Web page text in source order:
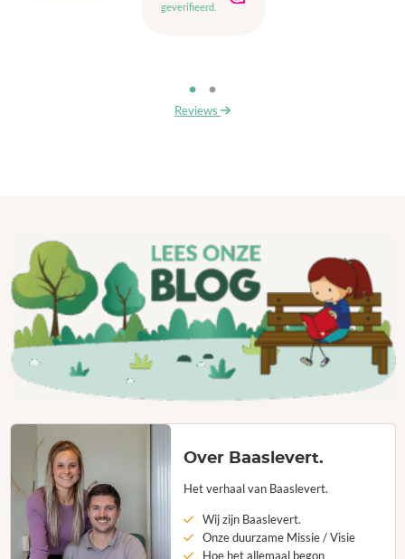
geverifieerd.
Reviews
Over Baaslevert.
Het verhaal van Baaslevert.
Wij zijn Baaslevert.
Onze duurzame Missie / Visie
Hoe het allemaal begon